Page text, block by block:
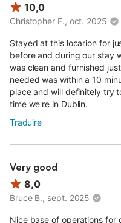
10,0
Christopher F., oct. 2025
Stayed at this locarion for
before and during our stay
was clean and furnished
needed was within a 10
place and will definitely try
time we're in Dublin.
Traduire
Very good
8,0
Bruce B., sept. 2025
Nice base of operations